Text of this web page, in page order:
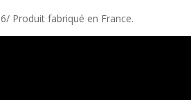
6/ Produit fabriqué en France.